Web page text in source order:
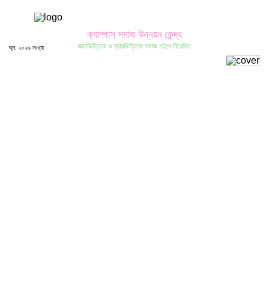
ক্যাম্পাস সমাজ উন্নয়ন কেন্দ্র
জ্ঞানভিত্তিক ও ন্যায়ভিত্তিক সমাজ গঠনে নিবেদিত
জুন, ২০২৬ সংখ্যা